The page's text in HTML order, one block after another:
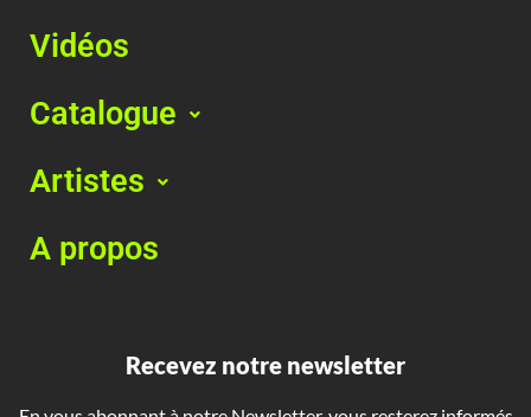
Vidéos
Catalogue
Artistes
A propos
Recevez notre newsletter